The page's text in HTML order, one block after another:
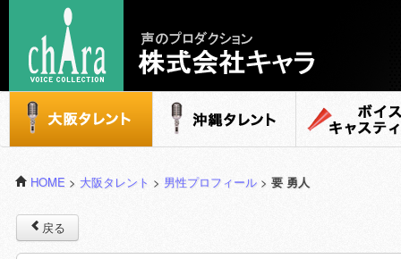
声のプロダクション - 株式会社キャラ
大阪タレント 沖縄タレント
HOME > 大阪タレント > 男性プロフィール > 要 勇人
戻る